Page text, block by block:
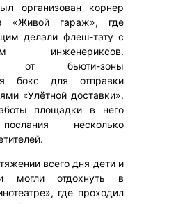
организован корнер
«Живой гараж», где
делали флеш-тату с
инженериксов.
от бьюти-зоны
бокс для отправки
«Улётной доставки».
площадки в него
несколько
всего дня дети и
могли отдохнуть в
где проходил